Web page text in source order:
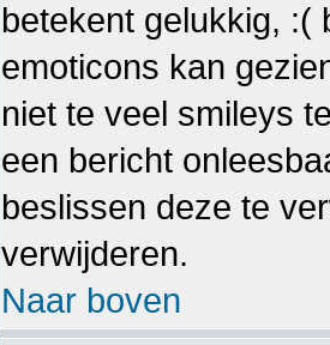
betekent gelukkig, :(
emoticons kan
niet te veel smileys
een bericht
beslissen deze te
verwijderen.
Naar boven